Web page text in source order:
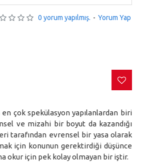
0 yorum yapılmış. - Yorum Yap
çok spekülasyon yapılanlardan biri
ve mizahi bir boyut da kazandığı
tarafından evrensel bir yasa olarak
için konunun gerektirdiği düşünce
okur için pek kolay olmayan bir iştir.